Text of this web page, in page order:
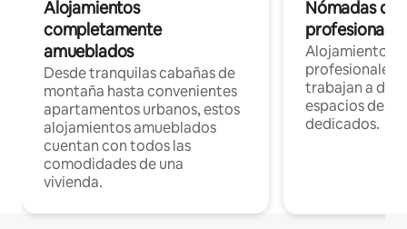
Alojamientos
completamente
amueblados
Desde tranquilas cabañas de
montaña hasta convenientes
apartamentos urbanos, estos
alojamientos amueblados
cuentan con todos las
comodidades de una
vivienda.
Nómadas
Alojamientos
profesionales
trabajan a
espacios de
dedicados.